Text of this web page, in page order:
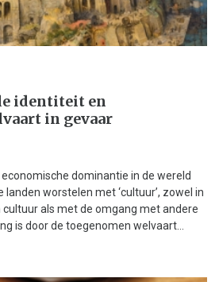
identiteit en
in gevaar
dominantie in de wereld
worstelen met ‘cultuur’, zowel in
als met de omgang met andere
is door de toegenomen welvaart...